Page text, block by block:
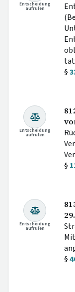
Entscheidung
aufrufen
§
Entscheidung
aufrufen
§
Entscheidung
aufrufen
§